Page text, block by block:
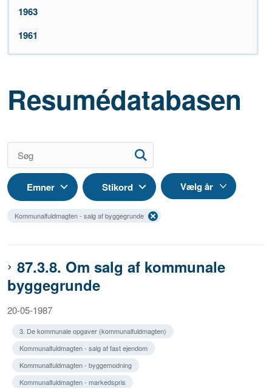
1963
1961
Resumédatabasen
Emner Stikord
Kommunalfuldmagten - salg af byggegrunde
87.3.8. Om salg af kommunale
byggegrunde
20-05-1987
3. De kommunale opgaver (kommunalfuldmagten)
Kommunalfuldmagten - salg af fast ejendom
Kommunalfuldmagten - byggemodning
Kommunalfuldmagten - markedspris